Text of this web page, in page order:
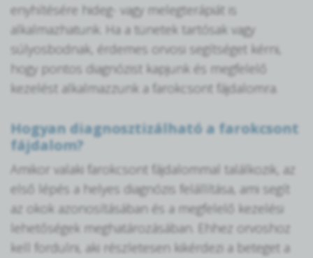
enyhítésére hideg- vagy melegterápiát is
alkalmazhatunk. Ha a tünetek tartósak vagy
súlyosbodnak, érdemes orvosi segítséget kérni,
hogy pontos diagnózist kapjunk és megfelelő
kezelést alkalmazzunk a farokcsont fájdalomra.
Hogyan diagnosztizálható a farokcsont
fájdalom?
Amikor valaki farokcsont fájdalommal találkozik, az
első lépés a helyes diagnózis felállítása, ami segít
az okok azonosításában és a megfelelő kezelési
lehetőségek meghatározásában. Ehhez orvoshoz
kell fordulni, aki részletesen kikérdezi a beteget a